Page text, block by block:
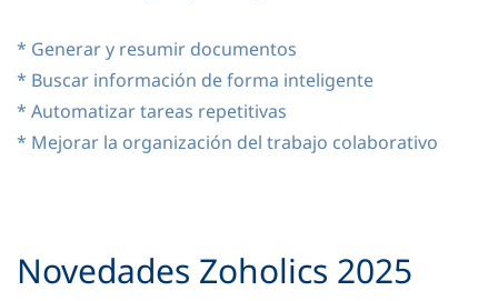
* Generar y resumir documentos
* Buscar información de forma inteligente
* Automatizar tareas repetitivas
* Mejorar la organización del trabajo colaborativo
Novedades Zoholics 2025